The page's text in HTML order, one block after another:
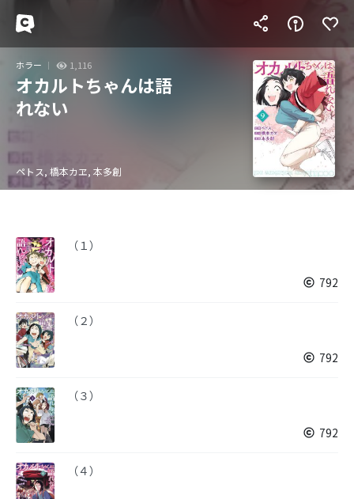
ホラー 1,116
オカルトちゃんは語
れない
ペトス, 橋本カヱ, 本多創
（１）
792
（２）
792
（３）
792
（４）